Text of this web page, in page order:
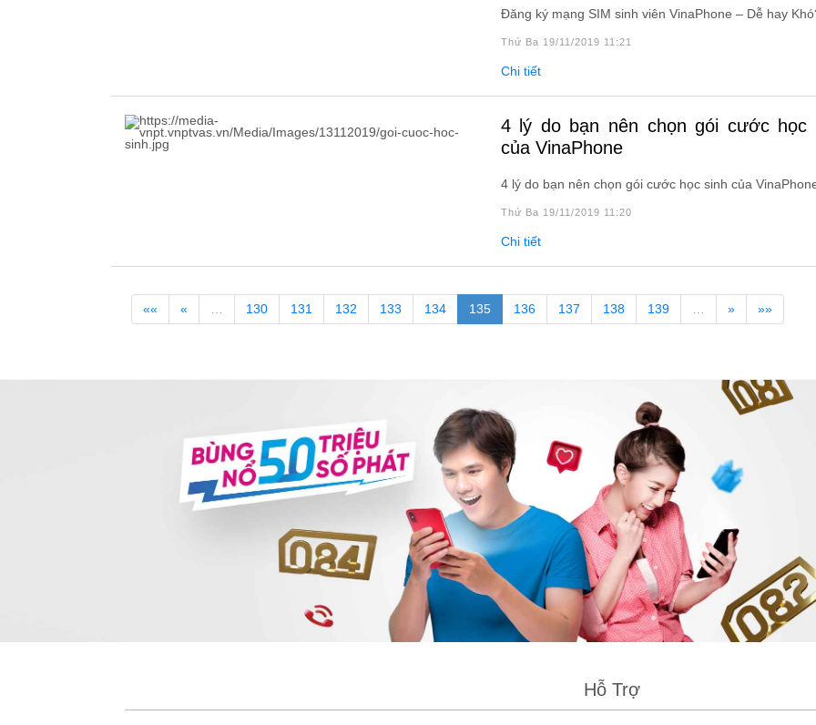
Đăng ký mạng SIM sinh viên VinaPhone – Dễ hay
Thứ Ba 19/11/2019 11:21
Chi tiết
4 lý do bạn nên chọn gói cước học sinh
của VinaPhone
4 lý do bạn nên chọn gói cước học sinh của
Thứ Ba 19/11/2019 11:20
Chi tiết
«« « … 130 131 132 133 134 135 136 137 138 139 … » »»
Hỗ Trợ